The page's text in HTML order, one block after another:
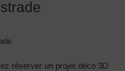
réserver un projet déco 3D